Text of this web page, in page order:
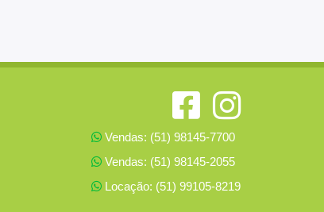
Vendas: (51) 98145-7700
Vendas: (51) 98145-2055
Locação: (51) 99105-8219